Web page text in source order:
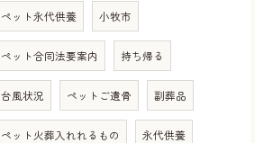
ペット永代供養 小牧市
ペット合同法要案内 持ち帰る
台風状況 ペットご遺骨 副葬品
ペット火葬入れれるもの 永代供養